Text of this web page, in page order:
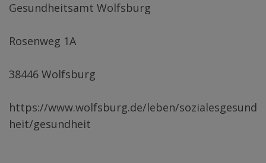
Gesundheitsamt Wolfsburg
Rosenweg 1A
38446 Wolfsburg
https://www.wolfsburg.de/leben/sozialesgesund
heit/gesundheit